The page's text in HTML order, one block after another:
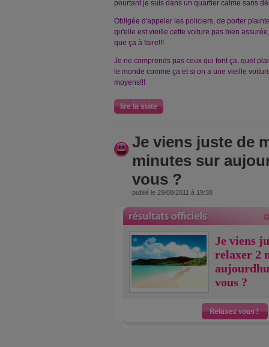
pourtant je suis dans un quartier calme sans
Obligée d'appeler les policiers, de porter
qu'elle est vieille cette voiture pas bien
que ça à faire!!!
Je ne comprends pas ceux qui font ça, quel
le monde comme ça et si on a une vieille
moyens!!!
lire la suite
Je viens juste de
minutes sur
vous ?
publié le 29/08/2011 à 19:38
Je viens
relaxer 2
vous ?